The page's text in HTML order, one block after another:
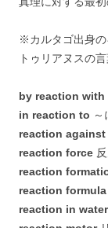
※カルタゴ出身
トゥリアヌスの
by reaction with
in reaction to
reaction against
reaction force
reaction
reaction formula
reaction in water